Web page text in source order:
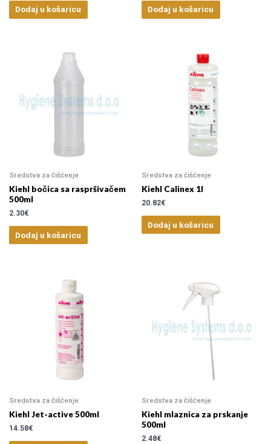
Dodaj u košaricu Dodaj u košaricu
Sredstva za čišćenje
Kiehl bočica sa raspršivačem
500ml
2.30€
Dodaj u košaricu
Sredstva za čišćenje
Kiehl Calinex 1l
20.82€
Dodaj u košaricu
Sredstva za čišćenje
Kiehl Jet-active 500ml
14.58€
Sredstva za čišćenje
Kiehl mlaznica za prskanje
500ml
2.48€